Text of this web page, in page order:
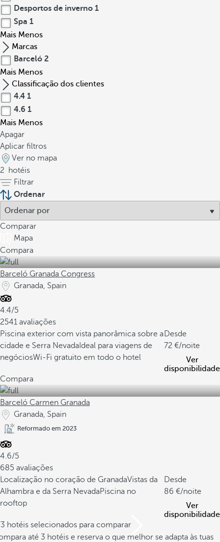
Desportos de inverno 1
Spa 1
Mais Menos
Marcas
Barceló 2
Mais Menos
Classificação dos clientes
4.4 1
4.6 1
Mais Menos
Apagar
Aplicar filtros
Ver no mapa
2
hotéis
Filtrar
Ordenar
Comparar
Mapa
Compara
Barceló Granada Congress
Granada, Spain
4.4/5
2541 avaliações
Piscina exterior com vista panorâmica sobre a
cidade e Serra Nevada Ideal para viagens de
negóciosWi-Fi gratuito em todo o hotel
Desde
72
/noite
Ver
disponibilidade
Compara
Barceló Carmen Granada
Granada, Spain
Reformado em 2023
4.6/5
685 avaliações
Localização no coração de GranadaVistas da
Alhambra e da Serra NevadaPiscina no
rooftop
Desde
86
/noite
Ver
disponibilidade
hotéis selecionados para comparar
até 3 hotéis e reserva o que melhor se adapta às tuas